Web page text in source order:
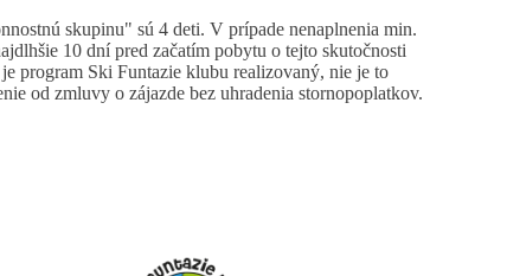
skupinu" sú 4 deti. V prípade nenaplnenia min.
10 dní pred začatím pobytu o tejto skutočnosti
program Ski Funtazie klubu realizovaný, nie je to
od zmluvy o zájazde bez uhradenia stornopoplatkov.